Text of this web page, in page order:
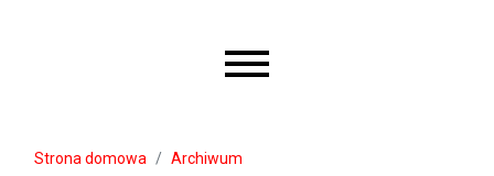
Strona domowa
Archiwum